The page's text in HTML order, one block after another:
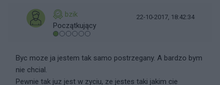
bzik
Początkujący
22-10-2017, 18:42:34
Byc moze ja jestem tak samo postrzegany. A bardzo bym
nie chcial.
Pewnie tak juz jest w zyciu, ze jestes taki jakim cie